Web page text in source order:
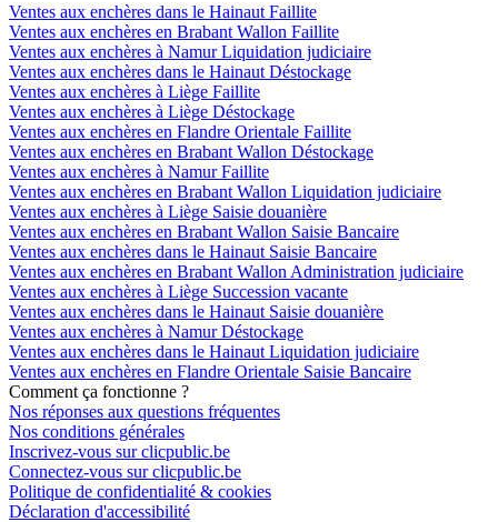
Ventes aux enchères dans le Hainaut Faillite
Ventes aux enchères en Brabant Wallon Faillite
Ventes aux enchères à Namur Liquidation judiciaire
Ventes aux enchères dans le Hainaut Déstockage
Ventes aux enchères à Liège Faillite
Ventes aux enchères à Liège Déstockage
Ventes aux enchères en Flandre Orientale Faillite
Ventes aux enchères en Brabant Wallon Déstockage
Ventes aux enchères à Namur Faillite
Ventes aux enchères en Brabant Wallon Liquidation judiciaire
Ventes aux enchères à Liège Saisie douanière
Ventes aux enchères en Brabant Wallon Saisie Bancaire
Ventes aux enchères dans le Hainaut Saisie Bancaire
Ventes aux enchères en Brabant Wallon Administration judiciaire
Ventes aux enchères à Liège Succession vacante
Ventes aux enchères dans le Hainaut Saisie douanière
Ventes aux enchères à Namur Déstockage
Ventes aux enchères dans le Hainaut Liquidation judiciaire
Ventes aux enchères en Flandre Orientale Saisie Bancaire
Comment ça fonctionne ?
Nos réponses aux questions fréquentes
Nos conditions générales
Inscrivez-vous sur clicpublic.be
Connectez-vous sur clicpublic.be
Politique de confidentialité & cookies
Déclaration d'accessibilité